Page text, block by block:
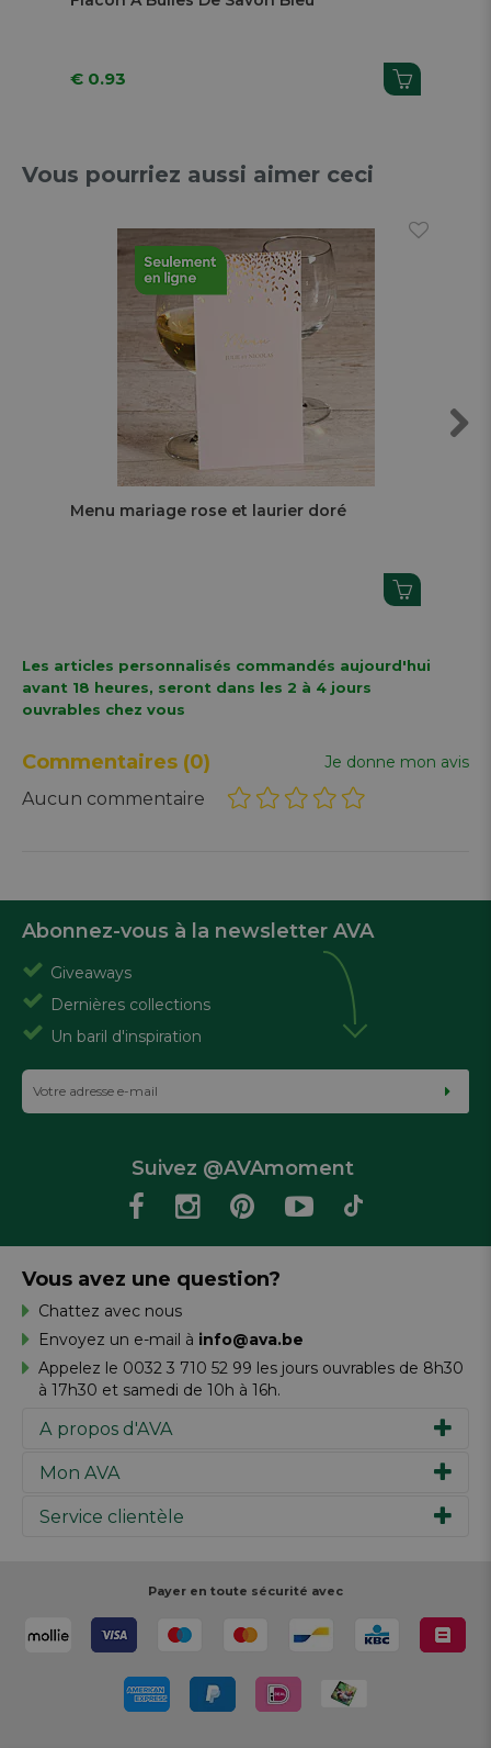
€ 0.93
Vous pourriez aussi aimer ceci
Menu mariage rose et laurier doré
Les articles personnalisés commandés aujourd'hui
avant 18 heures, seront dans les 2 à 4 jours
ouvrables chez vous
Commentaires (0) Je donne mon avis
Aucun commentaire
Abonnez-vous à la newsletter AVA
Giveaways
Dernières collections
Un baril d'inspiration
Suivez @AVAmoment
A propos d'AVA
Notre histoire
Travailler chez AVA
Mon AVA
Inspiration
Réalisez votre création
Rédiger un commentaire
Service clientèle
Votre paiement
Retour
Rappels de produits
Vous avez une question?
Chattez avec nous
Envoyez un e-mail à info@ava.be
Appelez le 0032 3 710 52 99 les jours ouvrables de 8h30
à 17h30 et samedi de 10h à 16h.
Payer en toute sécurité avec